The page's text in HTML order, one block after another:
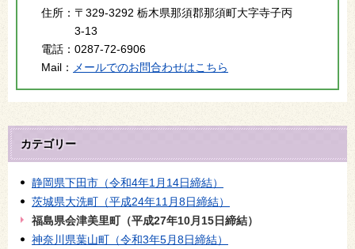
住所： 〒329-3292 栃木県那須郡那須町大字寺子丙
3-13
電話： 0287-72-6906
Mail：
メールでのお問合わせはこちら
カテゴリー
静岡県下田市（令和4年1月14日締結）
茨城県大洗町（平成24年11月8日締結）
福島県会津美里町（平成27年10月15日締結）
神奈川県葉山町（令和3年5月8日締結）